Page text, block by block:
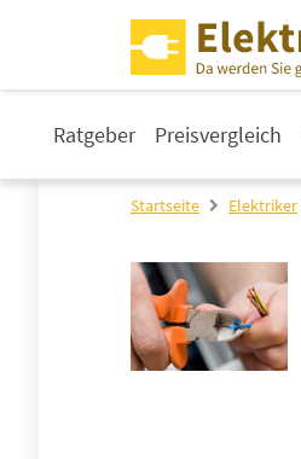
Ratgeber Preisvergleich
Startseite Elektriker